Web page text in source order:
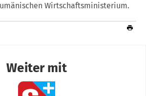
Wirtschaftsministerium.